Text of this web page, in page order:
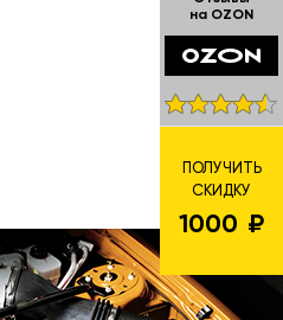
на OZON
ПОЛУЧИТЬ
СКИДКУ
1000